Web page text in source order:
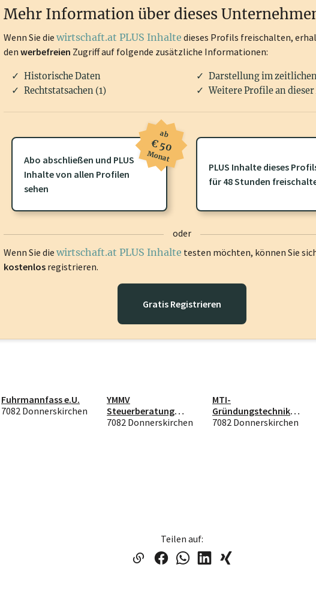
Für dieses Profil gibt es zusätzliche wirtschaft.at PLUS Inhaltedie Sie
frei oder loggen Sie sich ein um diese Inhalte zu sehen.
Mehr Information über dieses
Wenn Sie die wirtschaft.at PLUS Inhalte dieses Profils freischalten,
den werbefreien Zugriff auf folgende zusätzliche Informationen:
Historische Daten
Darstellung im
Rechtstatsachen (1)
Weitere Profile an dieser
Abo abschließen und PLUS
Inhalte von allen Profilen
sehen
ab
€ 50
Monat
PLUS Inhalte dieses
für 48 Stunden
oder
Wenn Sie die wirtschaft.at PLUS Inhalte testen möchten, können Sie
kostenlos registrieren.
Gratis Registrieren
Fuhrmannfass e.U.
7082 Donnerskirchen
YMMV
Steuerberatung
GmbH
7082 Donnerskirchen
MTI-
Gründungstechnik
GmbH
7082 Donnerskirchen
Teilen auf: